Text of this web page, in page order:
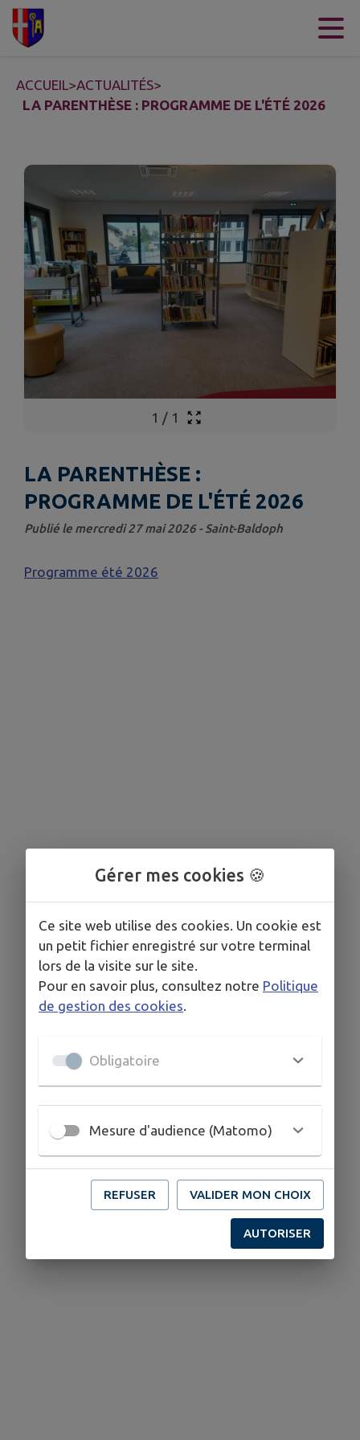
Contenu
ACCUEIL>ACTUALITÉS>
LA PARENTHÈSE : PROGRAMME DE L'ÉTÉ 2026
1 / 1
LA PARENTHÈSE :
PROGRAMME DE L'ÉTÉ 2026
Publié le mercredi 27 mai 2026 - Saint-Baldoph
Programme été 2026
Gérer mes cookies 🍪
Ce site web utilise des cookies. Un cookie est
un petit fichier enregistré sur votre terminal
lors de la visite sur le site.
Pour en savoir plus, consultez notre Politique
de gestion des cookies
Obligatoire
Mesure d'audience (Matomo)
REFUSER VALIDER MON CHOIX
AUTORISER